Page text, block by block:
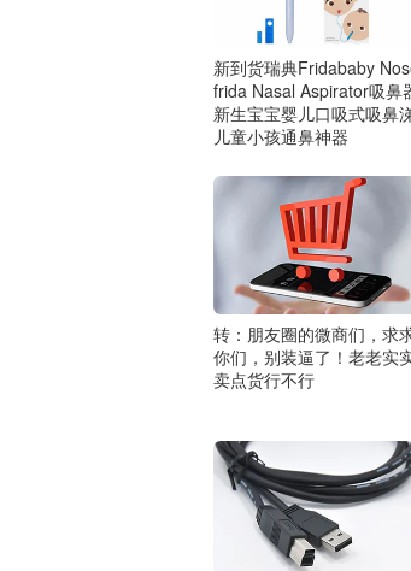
新到货瑞典Fridababy
frida Nasal Aspirator吸鼻
新生宝宝婴儿口吸式吸鼻
儿童小孩通鼻神器
转：朋友圈的微商们，求
你们，别装逼了！老老实
卖点货行不行